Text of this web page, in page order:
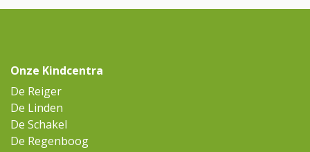
Onze Kindcentra
De Reiger
De Linden
De Schakel
De Regenboog